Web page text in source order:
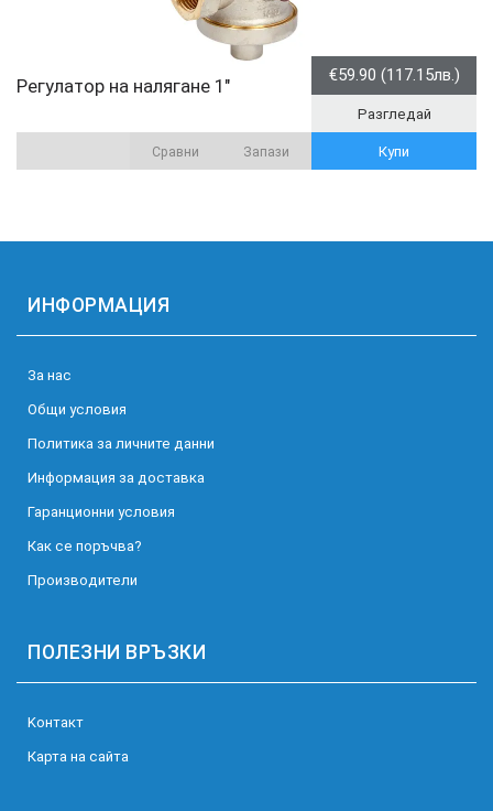
Регулатор на налягане 1" €59.90 (117.15лв.)
Разгледай
Купи
Запази
Сравни
ИНФОРМАЦИЯ
За нас
Общи условия
Политика за личните данни
Информация за доставка
Гаранционни условия
Как се поръчва?
Производители
ПОЛЕЗНИ ВРЪЗКИ
Kонтакт
Карта на сайта